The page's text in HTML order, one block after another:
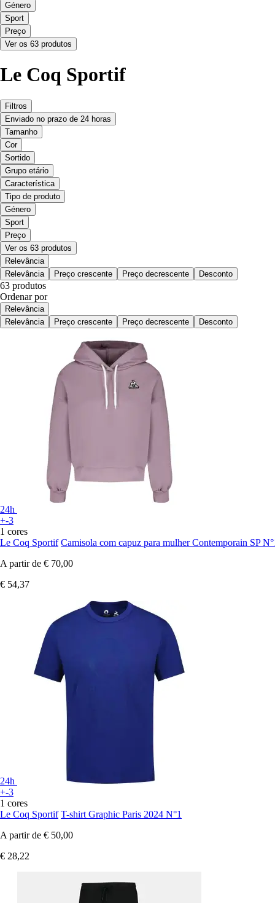
Género
Sport
Preço
Ver os 63 produtos
Le Coq Sportif
Filtros
Enviado no prazo de 24 horas
Tamanho
Cor
Sortido
Grupo etário
Característica
Tipo de produto
Género
Sport
Preço
Ver os 63 produtos
Relevância
Relevância
Preço crescente Preço decrescente Desconto
63 produtos
Ordenar por
Relevância
Relevância
Preço crescente Preço decrescente Desconto
24h
+-3
1 cores
Le Coq Sportif Camisola com capuz para mulher Contemporain SP
A partir de € 70,00
€ 54,37
24h
+-3
1 cores
Le Coq Sportif T-shirt Graphic Paris 2024 N°1
A partir de € 50,00
€ 28,22